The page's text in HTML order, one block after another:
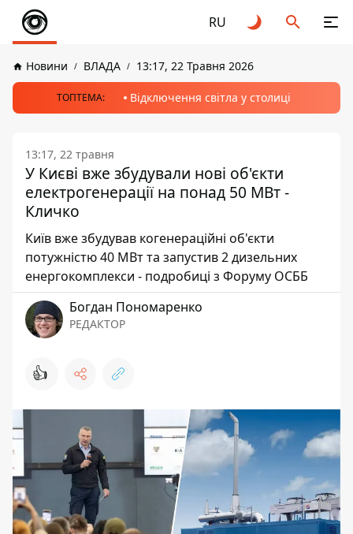
RU
Новини ВЛАДА 13:17, 22 Травня 2026
ТОПТЕМА: Відключення світла у столиці
13:17, 22 травня
У Києві вже збудували нові об'єкти
електрогенерації на понад 50 МВт -
Кличко
Київ вже збудував когенераційні об'єкти
потужністю 40 МВт та запустив 2 дизельних
енергокомплекси - подробиці з Форуму ОСББ
Богдан Пономаренко
РЕДАКТОР
👍